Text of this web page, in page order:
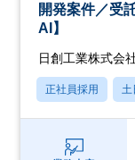
開発案件／受
AI】
日創工業株式会
正社員採用 土